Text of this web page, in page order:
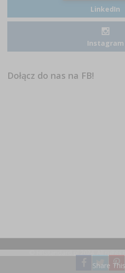
LinkedIn
Instagram
Dołącz do nas na FB!
© HRstandard.pl 2024, All
prywatności
Share This